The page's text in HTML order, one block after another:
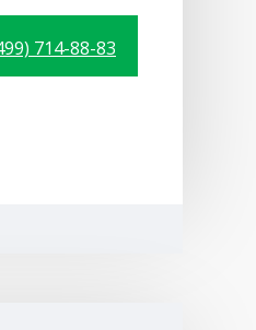
714-88-83